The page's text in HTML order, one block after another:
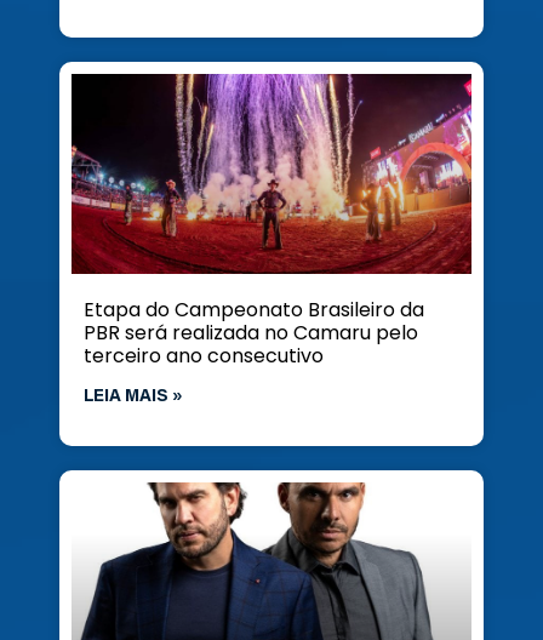
Etapa do Campeonato Brasileiro da
PBR será realizada no Camaru pelo
terceiro ano consecutivo
LEIA MAIS »